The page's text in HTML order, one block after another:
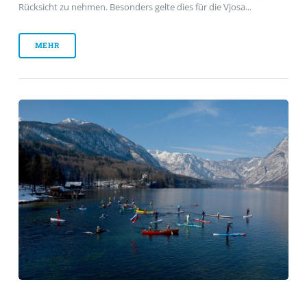
Rücksicht zu nehmen. Besonders gelte dies für die Vjosa...
MEHR